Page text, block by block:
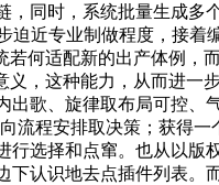
同时，系统批量生成
近专业制做程度，接
何适配新的出产体例
，这种能力，从而进
歌、旋律取布局可控
程安排取决策；获得
选择和点窜。也从以
认识地去点插件列表